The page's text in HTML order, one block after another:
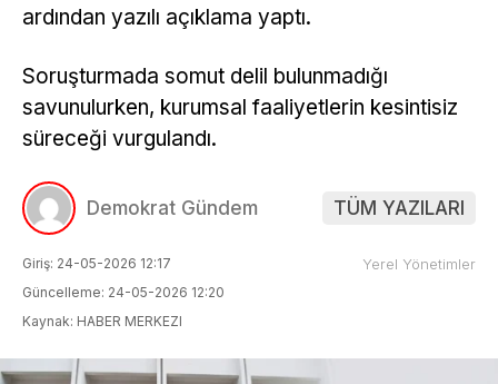
ardından yazılı açıklama yaptı.
Soruşturmada somut delil bulunmadığı
savunulurken, kurumsal faaliyetlerin kesintisiz
süreceği vurgulandı.
Demokrat Gündem TÜM YAZILARI
Giriş: 24-05-2026 12:17
Güncelleme: 24-05-2026 12:20
Kaynak: HABER MERKEZI
Yerel Yönetimler